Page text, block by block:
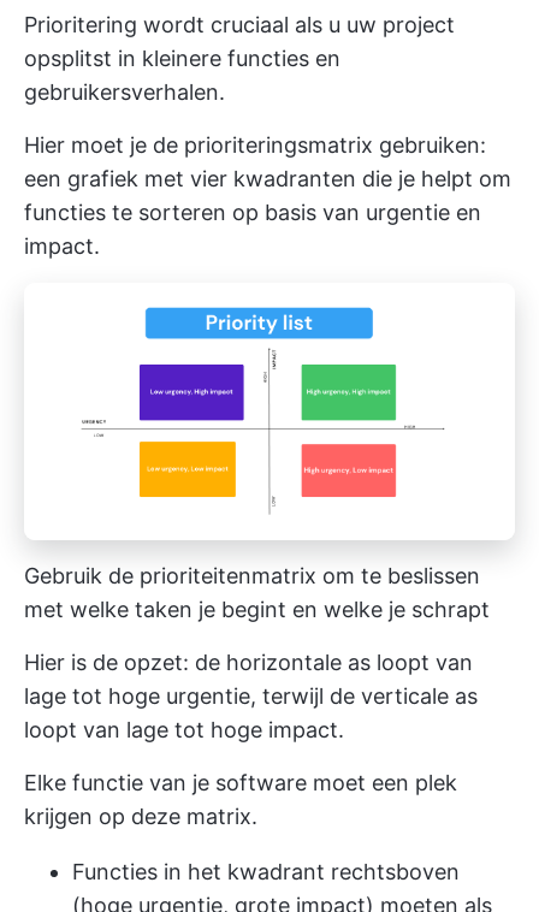
Prioritering wordt cruciaal als u uw project
opsplitst in kleinere functies en
gebruikersverhalen.
Hier moet je de prioriteringsmatrix gebruiken:
een grafiek met vier kwadranten die je helpt om
functies te sorteren op basis van urgentie en
impact.
Gebruik de prioriteitenmatrix om te beslissen
met welke taken je begint en welke je schrapt
Hier is de opzet: de horizontale as loopt van
lage tot hoge urgentie, terwijl de verticale as
loopt van lage tot hoge impact.
Elke functie van je software moet een plek
krijgen op deze matrix.
Functies in het kwadrant rechtsboven
(hoge urgentie, grote impact) moeten als